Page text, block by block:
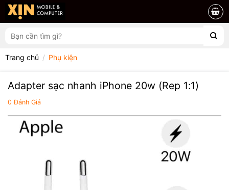
Chuyển
đến
dung
Tìm
Trang chủ / Phụ kiện
Adapter sạc nhanh iPhone 20w (Rep 1:1)
0 Đánh Giá